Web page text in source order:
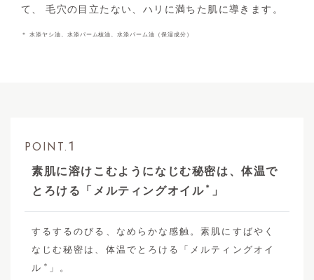
て、
毛穴の目立たない、ハリに満ちた肌に導きます。
＊ 水添ヤシ油、水添パーム核油、水添パーム油（保湿成分）
POINT. 1
素肌に溶けこむようになじむ秘密は、体温で
とろける「メルティングオイル ＊ 」
するするのびる、なめらかな感触。素肌にすばやく
なじむ秘密は、体温でとろける「メルティングオイ
ル ＊
」。